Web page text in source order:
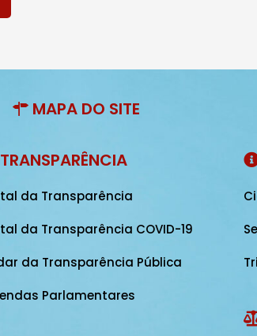
MAPA DO SITE
TRANSPARÊNCIA
da Transparência
da Transparência COVID-19
da Transparência Pública
Parlamentares